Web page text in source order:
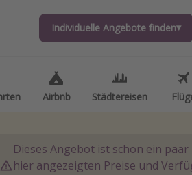
Individuelle Angebote finden
Airbnb Städtereisen
Individuelle Angebote finden
Airbnb Städtereisen
Dieses Angebot ist schon ein paar
hier angezeigten Preise und